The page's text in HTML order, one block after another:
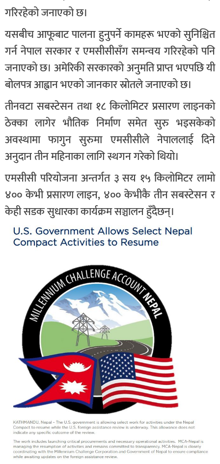
गरिरहेको जनाएको छ।
यसबीच आफूबाट पालना हुनुपर्ने कामहरू भएको सुनिश्चित
गर्न नेपाल सरकार र एमसीसीसँग समन्वय गरिरहेको पनि
जनाएको छ। अमेरिकी सरकारको अनुमति प्राप्त भएपछि यी
बोलपत्र आह्वान भएको जानकार स्रोतले जनाएको छ।
तीनवटा सबस्टेसन तथा १८ किलोमिटर प्रसारण लाइनको
ठेक्का लागेर भौतिक निर्माण समेत सुरु भइसकेको
अवस्थामा फागुन सुरुमा एमसीसीले नेपाललाई दिने
अनुदान तीन महिनाका लागि स्थगन गरेको थियो।
एमसीसी परियोजना अन्तर्गत ३ सय १५ किलोमिटर लामो
४०० केभी प्रसारण लाइन, ४०० केभीकै तीन सबस्टेसन र
केही सडक सुधारका कार्यक्रम सञ्चालन हुँदैछन्।